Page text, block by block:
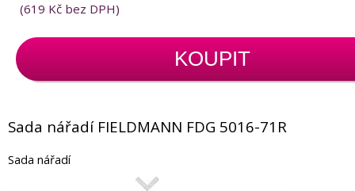
(619 Kč bez DPH)
KOUPIT
Sada nářadí FIELDMANN FDG 5016-71R
Sada nářadí